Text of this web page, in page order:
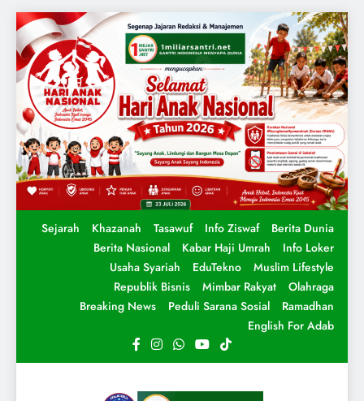
Sejarah Khazanah Tasawuf Info Ziswaf
Berita Dunia
Berita Nasional
Kabar Haji Umrah
Info Loker
Usaha Syariah
EduTekno
Muslim Lifestyle
Republik Bisnis
Mimbar Rakyat
Olahraga
Breaking News
Peduli Sarana Sosial
Ramadhan
English For Adab